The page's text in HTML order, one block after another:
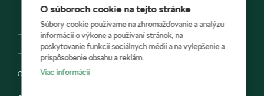
Ochrana osobných údajov
O súboroch cookie na tejto stránke
Súbory cookie používame na zhromažďovanie a analýzu
informácií o výkone a používaní stránok, na
poskytovanie funkcií sociálnych médií a na vylepšenie a
prispôsobenie obsahu a reklám.
Viac informácií